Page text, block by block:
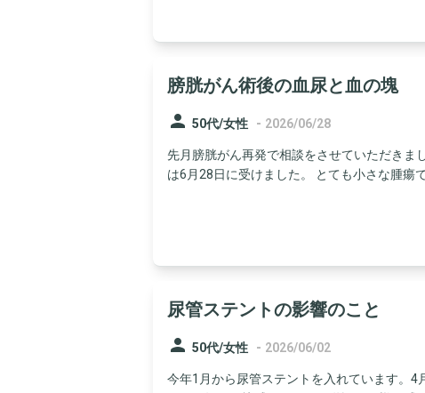
膀胱がん術後の血尿と血の塊
person 50代/女性 - 2026/06/28
先月膀胱がん再発で相談をさせていただきま
は6月28日に受けました。 とても小さな腫瘍
尿管ステントの影響のこと
person 50代/女性 - 2026/06/02
今年1月から尿管ステントを入れています。4